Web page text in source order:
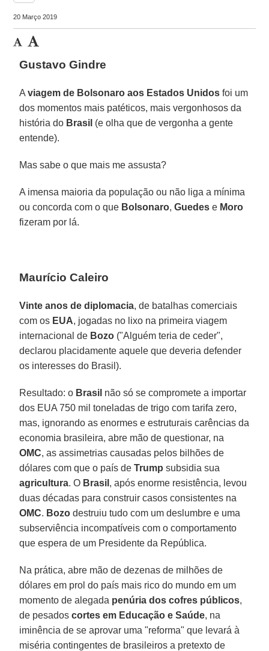
20 Março 2019
Gustavo Gindre
Aviagem de Bolsonaro aos Estados Unidos foi um
dos momentos mais patéticos, mais vergonhosos da
história do Brasil (e olha que de vergonha a gente
entende).
Mas sabe o que mais me assusta?
A imensa maioria da população ou não liga a mínima
ou concorda com o que Bolsonaro,Guedes e Moro
fizeram por lá.
Maurício Caleiro
Vinte anos de diplomacia, de batalhas comerciais
com os EUA, jogadas no lixo na primeira viagem
internacional de Bozo ("Alguém teria de ceder",
declarou placidamente aquele que deveria defender
os interesses do Brasil).
Resultado: o Brasil não só se compromete a importar
dos EUA 750 mil toneladas de trigo com tarifa zero,
mas, ignorando as enormes e estruturais carências da
economia brasileira, abre mão de questionar, na
OMC, as assimetrias causadas pelos bilhões de
dólares com que o país deTrump subsidia sua
agricultura. O Brasil , após enorme resistência, levou
duas décadas para construir casos consistentes na
OMC. Bozo destruiu tudo com um deslumbre e uma
subserviência incompatíveis com o comportamento
que espera de um Presidente da República.
Na prática, abre mão de dezenas de milhões de
dólares em prol do país mais rico do mundo em um
momento de alegada penúria dos cofres públicos,
de pesadoscortes em Educação e Saúde, na
iminência de se aprovar uma "reforma" que levará à
miséria contingentes de brasileiros a pretexto de